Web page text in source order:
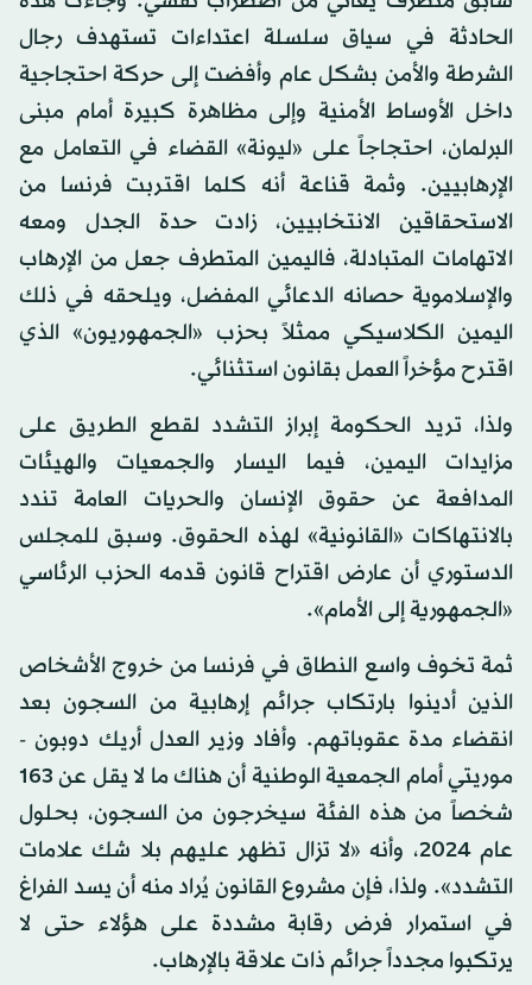
الحادثة في سياق سلسلة اعتداءات تستهدف رجال
الشرطة والأمن بشكل عام وأفضت إلى حركة احتجاجية
داخل الأوساط الأمنية وإلى مظاهرة كبيرة أمام مبنى
البرلمان، احتجاجاً على «ليونة» القضاء في التعامل مع
الإرهابيين. وثمة قناعة أنه كلما اقتربت فرنسا من
الاستحقاقين الانتخابيين، زادت حدة الجدل ومعه
الاتهامات المتبادلة، فاليمين المتطرف جعل من الإرهاب
والإسلاموية حصانه الدعائي المفضل، ويلحقه في ذلك
اليمين الكلاسيكي ممثلاً بحزب «الجمهوريون» الذي
اقترح مؤخراً العمل بقانون استثنائي.
ولذا، تريد الحكومة إبراز التشدد لقطع الطريق على
مزايدات اليمين، فيما اليسار والجمعيات والهيئات
المدافعة عن حقوق الإنسان والحريات العامة تندد
بالانتهاكات «القانونية» لهذه الحقوق. وسبق للمجلس
الدستوري أن عارض اقتراح قانون قدمه الحزب الرئاسي
«الجمهورية إلى الأمام».
ثمة تخوف واسع النطاق في فرنسا من خروج الأشخاص
الذين أدينوا بارتكاب جرائم إرهابية من السجون بعد
انقضاء مدة عقوباتهم. وأفاد وزير العدل أريك دوبون -
موريتي أمام الجمعية الوطنية أن هناك ما لا يقل عن 163
شخصاً من هذه الفئة سيخرجون من السجون، بحلول
عام 2024، وأنه «لا تزال تظهر عليهم بلا شك علامات
التشدد». ولذا، فإن مشروع القانون يُراد منه أن يسد الفراغ
في استمرار فرض رقابة مشددة على هؤلاء حتى لا
يرتكبوا مجدداً جرائم ذات علاقة بالإرهاب.